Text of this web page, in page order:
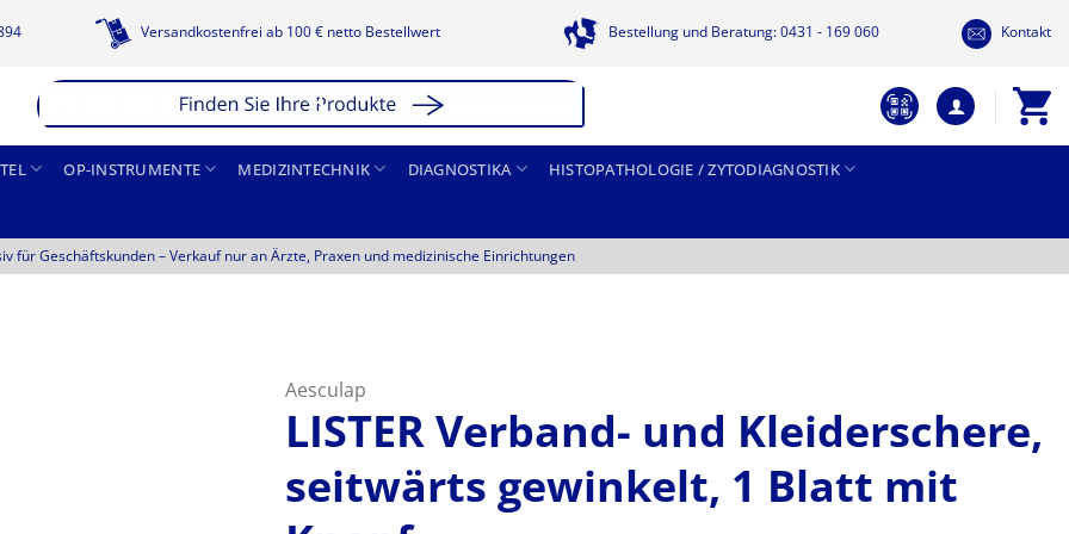
Versandkostenfrei ab 100 € netto Bestellwert Bestellung und Beratung: 0431 - 169 060 Kontakt
OP-INSTRUMENTE MEDIZINTECHNIK DIAGNOSTIKA HISTOPATHOLOGIE / ZYTODIAGNOSTIK
für Geschäftskunden –Verkauf nur an Ärzte, Praxen und medizinische Einrichtungen
Aesculap
LISTER Verband- und Kleiderschere,
seitwärts gewinkelt, 1 Blatt mit